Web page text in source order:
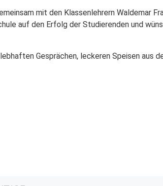
mit den Klassenlehrern Waldemar
auf den Erfolg der Studierenden und
Gesprächen, leckeren Speisen aus